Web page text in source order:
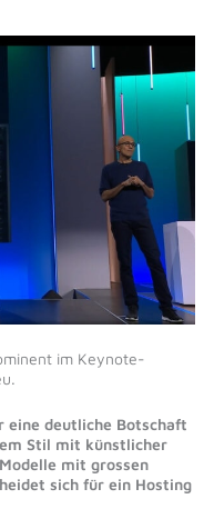
im Keynote-
eine deutliche Botschaft
Stil mit künstlicher
mit grossen
sich für ein Hosting